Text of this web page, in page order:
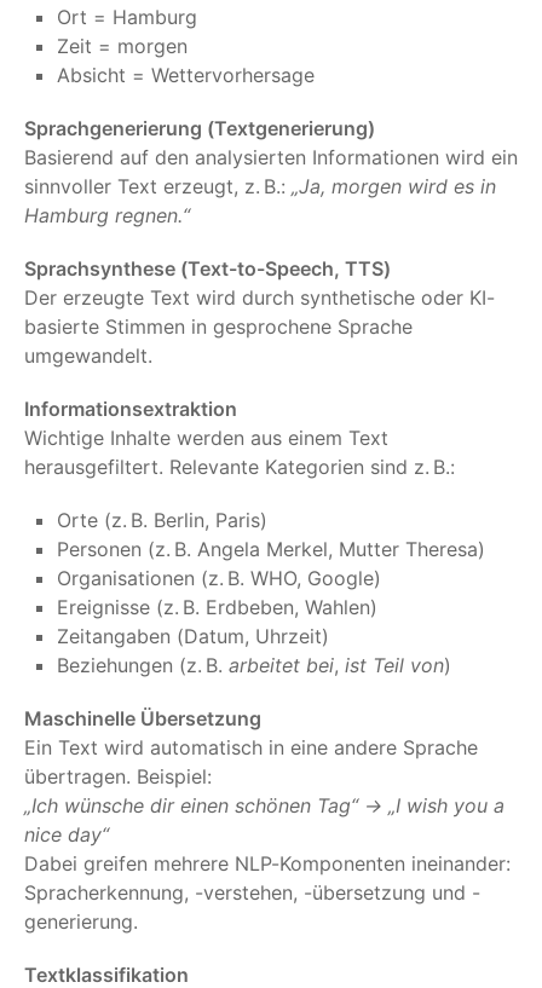
Ort = Hamburg
Zeit = morgen
Absicht = Wettervorhersage
Sprachgenerierung (Textgenerierung)
Basierend auf den analysierten Informationen wird ein
sinnvoller Text erzeugt, z. B.: „Ja, morgen wird es in
Hamburg regnen.“
Sprachsynthese (Text-to-Speech, TTS)
Der erzeugte Text wird durch synthetische oder KI-
basierte Stimmen in gesprochene Sprache
umgewandelt.
Informationsextraktion
Wichtige Inhalte werden aus einem Text
herausgefiltert. Relevante Kategorien sind z. B.:
Orte (z. B. Berlin, Paris)
Personen (z. B. Angela Merkel, Mutter Theresa)
Organisationen (z. B. WHO, Google)
Ereignisse (z. B. Erdbeben, Wahlen)
Zeitangaben (Datum, Uhrzeit)
Beziehungen (z. B. arbeitet bei, ist Teil von)
Maschinelle Übersetzung
Ein Text wird automatisch in eine andere Sprache
übertragen. Beispiel:
„Ich wünsche dir einen schönen Tag“ → „I wish you a
nice day“
Dabei greifen mehrere NLP-Komponenten ineinander:
Spracherkennung, -verstehen, -übersetzung und -
generierung.
Textklassifikation